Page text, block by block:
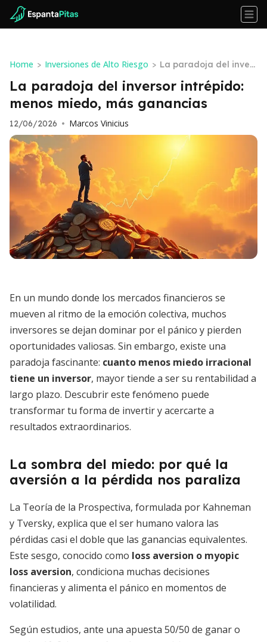
Home > Inversiones de Alto Riesgo > La paradoja del invers
or intrépido: menos mi
edo, más ganancias
La paradoja del inversor intrépido:
menos miedo, más ganancias
12/06/2026 • Marcos Vinicius
En un mundo donde los mercados financieros se
mueven al ritmo de la emoción colectiva, muchos
inversores se dejan dominar por el pánico y pierden
oportunidades valiosas. Sin embargo, existe una
paradoja fascinante: cuanto menos miedo irracional
tiene un inversor, mayor tiende a ser su rentabilidad a
largo plazo. Descubrir este fenómeno puede
transformar tu forma de invertir y acercarte a
resultados extraordinarios.
La sombra del miedo: por qué la
aversión a la pérdida nos paraliza
La Teoría de la Prospectiva, formulada por Kahneman
y Tversky, explica que el ser humano valora las
pérdidas casi el doble que las ganancias equivalentes.
Este sesgo, conocido como loss aversion o myopic
loss aversion, condiciona muchas decisiones
financieras y alimenta el pánico en momentos de
volatilidad.
Según estudios, ante una apuesta 50/50 de ganar o